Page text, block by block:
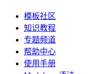
模板社区
知识教程
专题频道
帮助中心
使用手册